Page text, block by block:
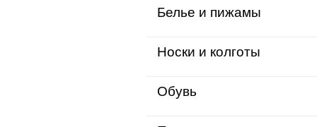
Белье и пижамы
Носки и колготы
Обувь